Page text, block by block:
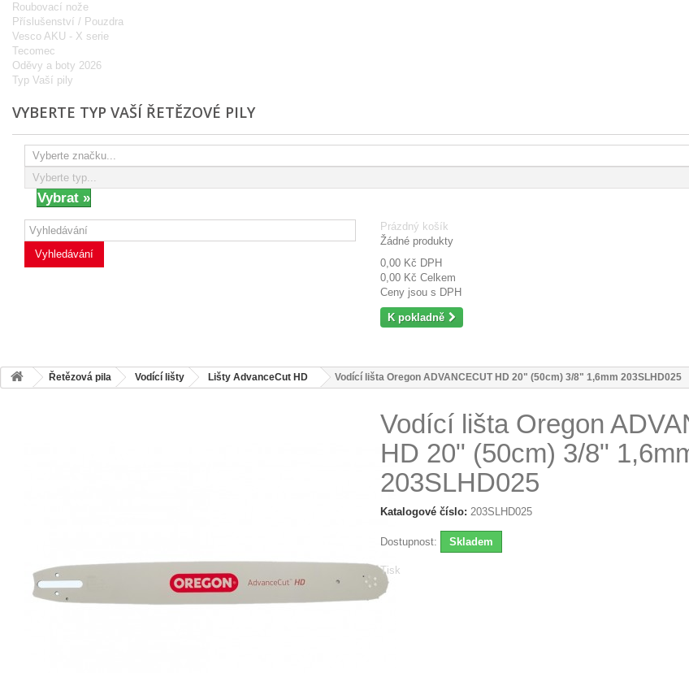
Roubovací nože
Příslušenství / Pouzdra
Vesco AKU - X serie
Tecomec
Oděvy a boty 2026
Typ Vaší pily
VYBERTE TYP VAŠÍ ŘETĚZOVÉ PILY
Vyhledávání
Prázdný košík
Žádné produkty
0,00 Kč DPH
0,00 Kč Celkem
Ceny jsou s DPH
K pokladně
Řetězová pila Vodící lišty Lišty AdvanceCut HD Vodící lišta Oregon ADVANCECUT HD 20" (50cm) 3/8" 1,6mm 203SLHD025
Vodící lišta Oregon
HD 20" (50cm) 3/8"
203SLHD025
Katalogové číslo: 203SLHD025
Dostupnost: Skladem
Tisk